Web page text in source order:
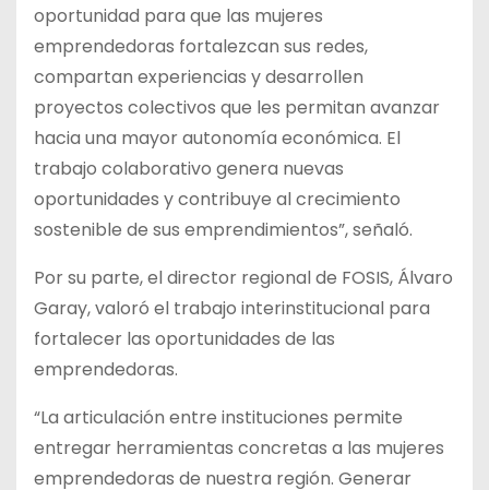
oportunidad para que las mujeres
emprendedoras fortalezcan sus redes,
compartan experiencias y desarrollen
proyectos colectivos que les permitan avanzar
hacia una mayor autonomía económica. El
trabajo colaborativo genera nuevas
oportunidades y contribuye al crecimiento
sostenible de sus emprendimientos”, señaló.
Por su parte, el director regional de FOSIS, Álvaro
Garay, valoró el trabajo interinstitucional para
fortalecer las oportunidades de las
emprendedoras.
“La articulación entre instituciones permite
entregar herramientas concretas a las mujeres
emprendedoras de nuestra región. Generar